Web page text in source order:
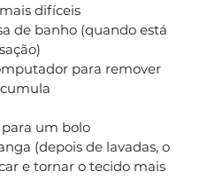
difíceis
de banho (quando está
para remover
um bolo
(depois de lavadas, o
e tornar o tecido mais